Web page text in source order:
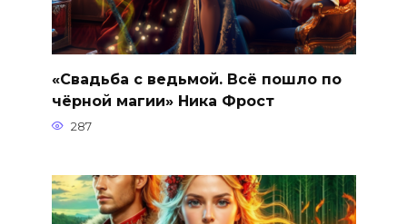
«Свадьба с ведьмой. Всё пошло по
чёрной магии» Ника Фрост
287